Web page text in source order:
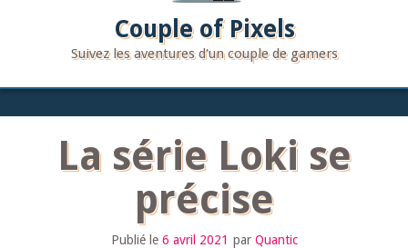
Couple of Pixels
Suivez les aventures d'un couple de gamers
La série Loki se
précise
Publié le 6 avril 2021 par Quantic